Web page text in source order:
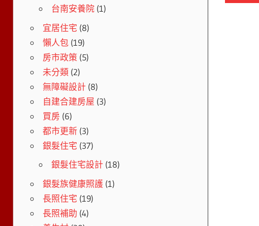
台南安養院(1)
宜居住宅 (8)
懶人包(19)
房市政策(5)
未分類(2)
無障礙設計(8)
自建合建房屋 (3)
買房(6)
都市更新(3)
銀髮住宅 (37)
銀髮住宅設計(18)
銀髮族健康照護(1)
長照住宅 (19)
長照補助 (4)